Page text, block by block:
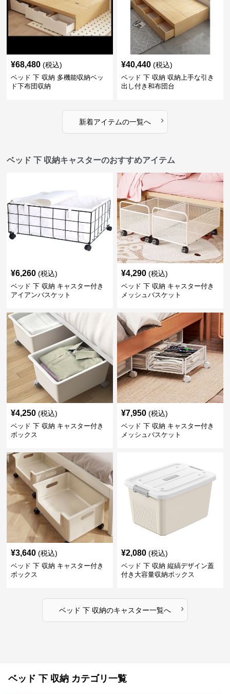
¥68,480 (税込)
ベッド 下 収納 多機能収納ベッ
ド下布団収納
¥40,440 (税込)
ベッド 下 収納 収納上手な引き
出し付き和布団台
新着アイテムの一覧へ ›
ベッド 下 収納キャスターのおすすめアイテム
¥6,260 (税込)
ベッド 下 収納 キャスター付き
アイアンバスケット
¥4,290 (税込)
ベッド 下 収納 キャスター付き
メッシュバスケット
¥4,250 (税込)
ベッド 下 収納 キャスター付き
ボックス
¥7,950 (税込)
ベッド 下 収納 キャスター付き
メッシュバスケット
¥3,640 (税込)
ベッド 下 収納 キャスター付き
ボックス
¥2,080 (税込)
ベッド 下 収納 縦縞デザイン蓋
付き大容量収納ボックス
ベッド 下 収納のキャスター一覧へ ›
ベッド 下 収納 カテゴリ一覧